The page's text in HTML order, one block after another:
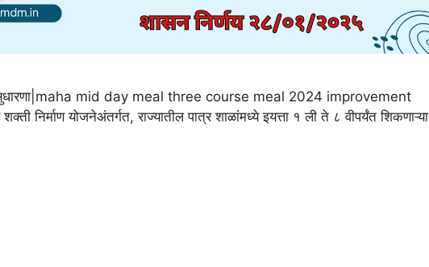
सुधारणा|maha mid day meal three course meal 2024 improvement
निर्माण योजनेअंतर्गत, राज्यातील पात्र शाळांमध्ये इयत्ता १ ली ते ८ वीपर्यंत शिकणाऱ्या